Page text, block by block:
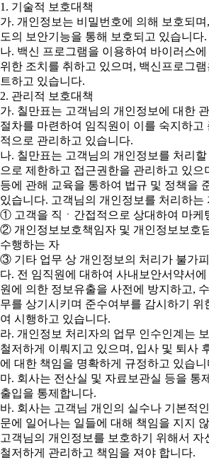
1. 기술적 보호대책
가. 개인정보는 비밀번호에 의해 보호되
도의 보안기능을 통해 보호되고 있습니다.
나. 백신 프로그램을 이용하여 바이러스에
위한 조치를 취하고 있으며, 백신프로그램
트하고 있습니다.
2. 관리적 보호대책
가. 칠만표는 고객님의 개인정보에 대한
절차를 마련하여 임직원이 이를 숙지하고
적으로 관리하고 있습니다.
나. 칠만표는 고객님의 개인정보를 처리
으로 제한하고 접근권한을 관리하고 있으
등에 관해 교육을 통하여 법규 및 정책을
있습니다. 고객님의 개인정보를 처리하는
① 고객을 직ㆍ간접적으로 상대하여 마케
② 개인정보보호책임자 및 개인정보보호
수행하는 자
③ 기타 업무 상 개인정보의 처리가 불가
다. 전 임직원에 대하여 사내보안서약서
원에 의한 정보유출을 사전에 방지하고,
무를 상기시키며 준수여부를 감시하기 위
여 시행하고 있습니다.
라. 개인정보 처리자의 업무 인수인계는
철저하게 이뤄지고 있으며, 입사 및 퇴사
에 대한 책임을 명확하게 규정하고 있습니
마. 회사는 전산실 및 자료보관실 등을 통
출입을 통제합니다.
바. 회사는 고객님 개인의 실수나 기본적
문에 일어나는 일들에 대해 책임을 지지
고객님의 개인정보를 보호하기 위해서 자
철저하게 관리하고 책임을 져야 합니다.